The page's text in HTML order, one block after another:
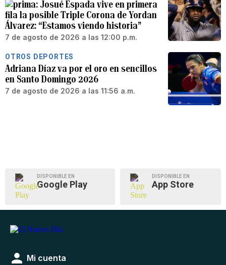
Josué Espada vive en primera
fila la posible Triple Corona de Yordan
Álvarez: “Estamos viendo historia”
7 de agosto de 2026 a las 12:00 p.m.
OTROS DEPORTES
Adriana Díaz va por el oro en sencillos
en Santo Domingo 2026
7 de agosto de 2026 a las 11:56 a.m.
DISPONIBLE EN
Google Play
DISPONIBLE EN
App Store
Mi cuenta